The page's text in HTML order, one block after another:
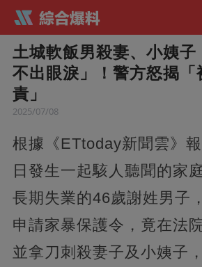
土城軟飯男殺妻、小姨子
不出眼淚」！警方怒揭「
責」
2025/07/08
根據《ETtoday新聞雲》
日發生一起駭人聽聞的家
長期失業的46歲謝姓男子
申請家暴保護令，竟在法
並拿刀刺殺妻子及小姨子